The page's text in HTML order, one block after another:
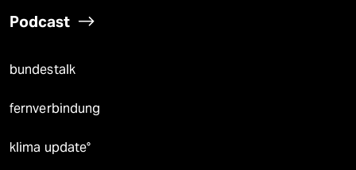
Podcast
bundestalk
fernverbindung
klima update°